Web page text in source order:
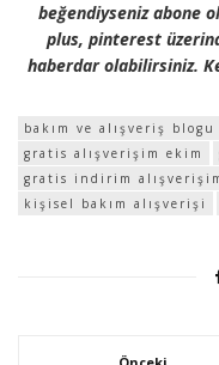
beğendiyseniz abone
plus, pinterest
haberdar olabilirsiniz.
bakım ve alışveriş blogu
gratis alışverişim ekim
gratis indirim
kişisel bakım alışverişi